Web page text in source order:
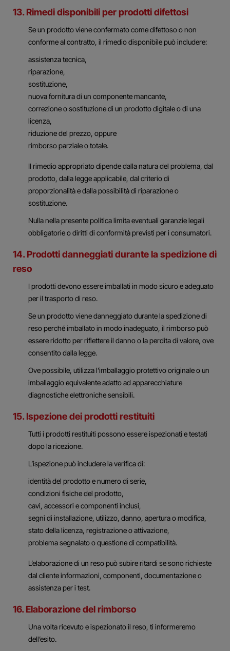
13. Rimedi disponibili per prodotti difettosi
Se un prodotto viene confermato come difettoso o non
conforme al contratto, il rimedio disponibile può includere:
assistenza tecnica,
riparazione,
sostituzione,
nuova fornitura di un componente mancante,
correzione o sostituzione di un prodotto digitale o di una
licenza,
riduzione del prezzo, oppure
rimborso parziale o totale.
Il rimedio appropriato dipende dalla natura del problema, dal
prodotto, dalla legge applicabile, dal criterio di
proporzionalità e dalla possibilità di riparazione o
sostituzione.
Nulla nella presente politica limita eventuali garanzie legali
obbligatorie o diritti di conformità previsti per i consumatori.
14. Prodotti danneggiati durante la spedizione di
reso
I prodotti devono essere imballati in modo sicuro e adeguato
per il trasporto di reso.
Se un prodotto viene danneggiato durante la spedizione di
reso perché imballato in modo inadeguato, il rimborso può
essere ridotto per riflettere il danno o la perdita di valore, ove
consentito dalla legge.
Ove possibile, utilizza l’imballaggio protettivo originale o un
imballaggio equivalente adatto ad apparecchiature
diagnostiche elettroniche sensibili.
15. Ispezione dei prodotti restituiti
Tutti i prodotti restituiti possono essere ispezionati e testati
dopo la ricezione.
L’ispezione può includere la verifica di:
identità del prodotto e numero di serie,
condizioni fisiche del prodotto,
cavi, accessori e componenti inclusi,
segni di installazione, utilizzo, danno, apertura o modifica,
stato della licenza, registrazione o attivazione,
problema segnalato o questione di compatibilità.
L’elaborazione di un reso può subire ritardi se sono richieste
dal cliente informazioni, componenti, documentazione o
assistenza per i test.
16. Elaborazione del rimborso
Una volta ricevuto e ispezionato il reso, ti informeremo
dell’esito.